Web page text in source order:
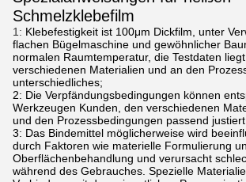
Schmelzklebefilm
1: Klebefestigkeit ist 100μm Dickfilm, unter
flachen Bügelmaschine und gewöhnlicher
normalen Raumtemperatur, die Testdaten
verschiedenen Materialien und an den
unterschiedliches;
2: Die Verpfändungsbedingungen können
Werkzeugen Kunden, den verschiedenen
und den Prozessbedingungen passend
3: Das Bindemittel möglicherweise wird
durch Faktoren wie materielle Formulierung
Oberflächenbehandlung und verursacht
während des Gebrauches. Spezielle